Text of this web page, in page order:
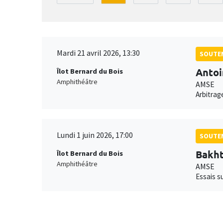
Mardi 21 avril 2026, 13:30
Îlot Bernard du Bois
Amphithéâtre
AMSE
Lundi 1 juin 2026, 17:00
Îlot Bernard du Bois
Amphithéâtre
AMSE
Essais